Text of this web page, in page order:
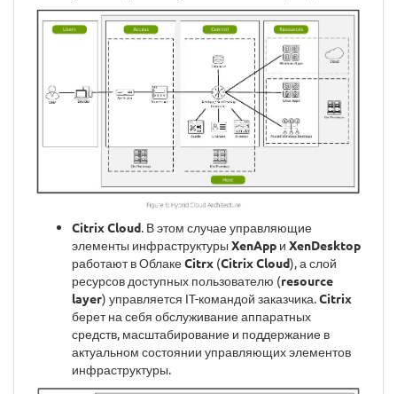
Citrix Cloud. В этом случае управляющие
элементы инфраструктуры XenApp и XenDesktop
работают в ОблакеCitrx (Citrix Cloud), а слой
ресурсов доступных пользователю (resource
layer) управляется IT-командой заказчика.Citrix
берет на себя обслуживание аппаратных
средств, масштабирование и поддержание в
актуальном состоянии управляющих элементов
инфраструктуры.